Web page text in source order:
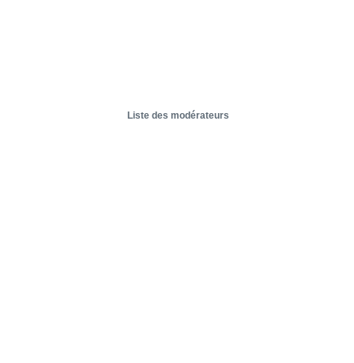
Liste des modérateurs